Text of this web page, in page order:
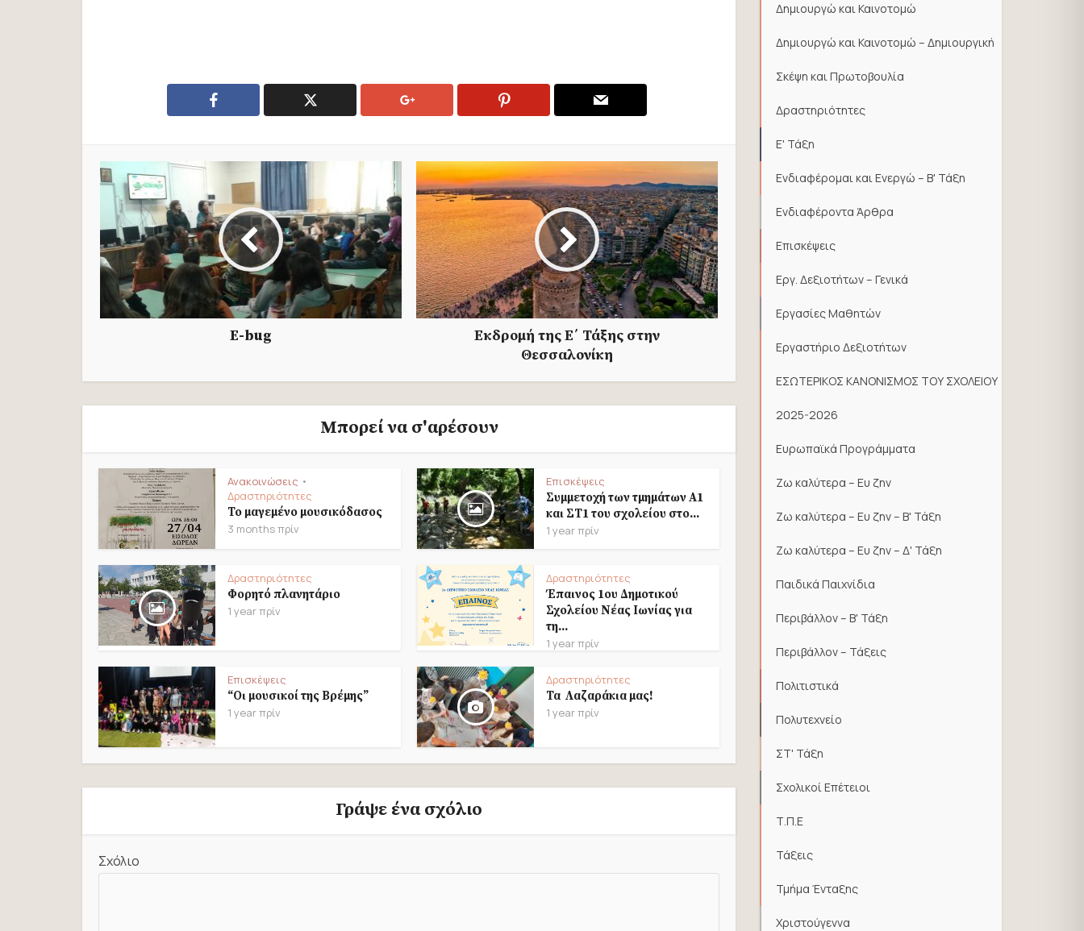
E-bug
Εκδρομή της Ε΄ Τάξης στην
Θεσσαλονίκη
Μπορεί να σ'αρέσουν
Ανακοινώσεις •
Δραστηριότητες
Το μαγεμένο μουσικόδασος
3 months πρίν
Επισκέψεις
Συμμετοχή των τμημάτων Α1
και ΣΤ1 του σχολείου στο...
1 year πρίν
Δραστηριότητες
Φορητό πλανητάριο
1 year πρίν
Δραστηριότητες
Έπαινος 1ου Δημοτικού
Σχολείου Νέας Ιωνίας για
τη...
1 year πρίν
Επισκέψεις
“Οι μουσικοί της Βρέμης”
1 year πρίν
Δραστηριότητες
Τα Λαζαράκια μας!
1 year πρίν
Γράψε ένα σχόλιο
Σχόλιο
Δημιουργώ και Καινοτομώ
Δημιουργώ και Καινοτομώ – Δημιουργική
Σκέψη και Πρωτοβουλία
Δραστηριότητες
Ε' Τάξη
Ενδιαφέρομαι και Ενεργώ – Β' Τάξη
Ενδιαφέροντα Άρθρα
Επισκέψεις
Εργ. Δεξιοτήτων – Γενικά
Εργασίες Μαθητών
Εργαστήριο Δεξιοτήτων
ΕΣΩΤΕΡΙΚΟΣ ΚΑΝΟΝΙΣΜΟΣ ΤΟΥ ΣΧΟΛΕΙΟΥ
2025-2026
Ευρωπαϊκά Προγράμματα
Ζω καλύτερα – Ευ ζην
Ζω καλύτερα – Ευ ζην – Β' Τάξη
Ζω καλύτερα – Ευ ζην – Δ' Τάξη
Παιδικά Παιχνίδια
Περιβάλλον – Β' Τάξη
Περιβάλλον – Τάξεις
Πολιτιστικά
Πολυτεχνείο
ΣΤ' Τάξη
Σχολικοί Επέτειοι
Τ.Π.Ε
Τάξεις
Τμήμα Ένταξης
Χριστούγεννα